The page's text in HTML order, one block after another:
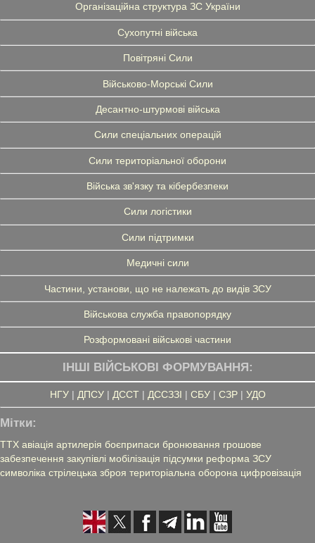
Організаційна структура ЗС України
Сухопутні війська
Повітряні Сили
Військово-Морські Сили
Десантно-штурмові війська
Сили спеціальних операцій
Сили територіальної оборони
Війська зв'язку та кібербезпеки
Сили логістики
Сили підтримки
Медичні сили
Частини, установи, що не належать до видів ЗСУ
Військова служба правопорядку
Розформовані військові частини
ІНШІ ВІЙСЬКОВІ ФОРМУВАННЯ:
НГУ| ДПСУ| ДССТ| ДССЗЗІ | СБУ| СЗР| УДО
Мітки:
ТТХ авіація артилерія боєприпаси бронювання грошове
забезпечення закупівлі мобілізація підсумки реформа ЗСУ
символіка стрілецька зброя територіальна оборона цифровізація